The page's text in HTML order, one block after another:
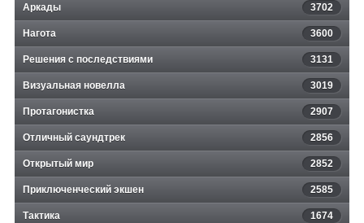
Аркады 3702
Нагота 3600
Решения с последствиями 3131
Визуальная новелла 3019
Протагонистка 2907
Отличный саундтрек 2856
Открытый мир 2852
Приключенческий экшен 2585
Тактика 1674